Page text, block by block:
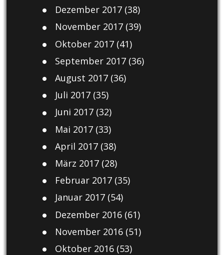
Dezember 2017(38)
November 2017(39)
Oktober 2017(41)
September 2017(36)
August 2017(36)
Juli 2017(35)
Juni 2017(32)
Mai 2017(33)
April 2017(38)
März 2017(28)
Februar 2017(35)
Januar 2017(54)
Dezember 2016(61)
November 2016(51)
Oktober 2016(53)